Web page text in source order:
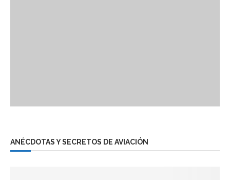
ANÉCDOTAS Y SECRETOS DE AVIACIÓN